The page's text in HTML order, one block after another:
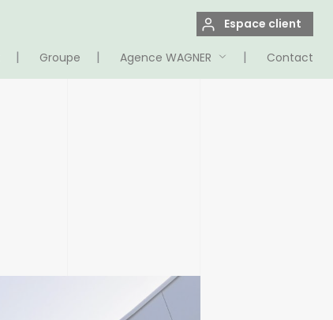
Groupe Agence WAGNER Contact
Espace client